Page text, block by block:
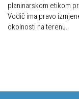
planinarskom etikom
Vodič ima pravo
okolnosti na terenu.